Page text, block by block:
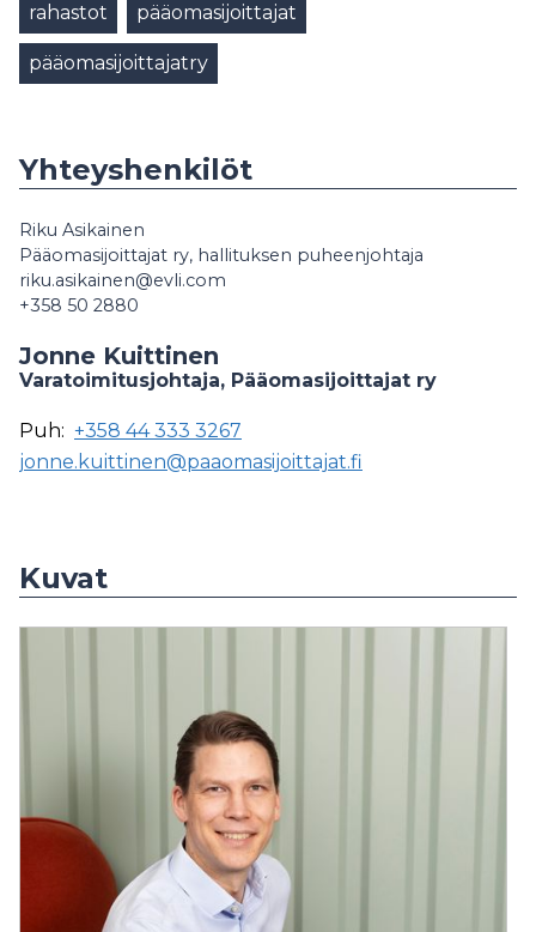
rahastot pääomasijoittajat
pääomasijoittajatry
Yhteyshenkilöt
Riku Asikainen
Pääomasijoittajat ry, hallituksen puheenjohtaja
riku.asikainen@evli.com
+358 50 2880
Jonne Kuittinen
Varatoimitusjohtaja, Pääomasijoittajat ry
Puh: +358 44 333 3267
jonne.kuittinen@paaomasijoittajat.fi
Kuvat